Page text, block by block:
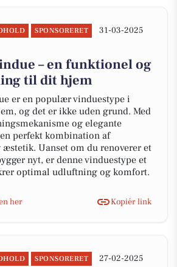
SPONSORERET
31-03-2025
– en funktionel og
til dit hjem
er en populær vinduestype i
og det er ikke uden grund. Med
og elegante
perfekt kombination af
Uanset om du renoverer et
nyt, er denne vinduestype et
optimal udluftning og komfort.
her Kopiér link
SPONSORERET
27-02-2025